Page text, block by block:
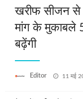
खरीफ सीजन से
मांग के मुकाबले
बढ़ेंगी
Editor
Posted
11 मई